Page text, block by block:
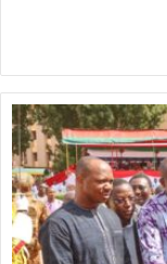
B
a
n
q
u
e
d